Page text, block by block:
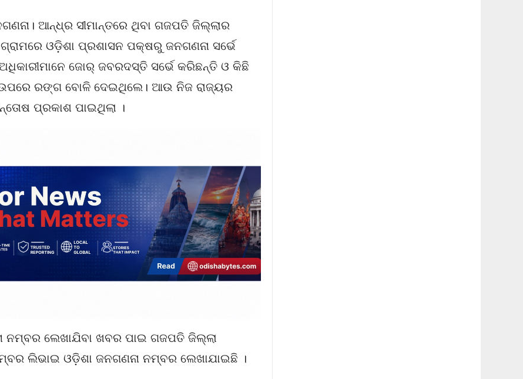
ଆନ୍ଧ୍ର ସୀମାନ୍ତରେ ଥିବା ଗଜପତି ଜିଲ୍ଲାର
ଓଡ଼ିଶା ପ୍ରଶାସନ ପକ୍ଷରୁ ଜନଗଣନା ସର୍ଭେ
ଜୋର୍‌ ଜବରଦସ୍ତି ସର୍ଭେ କରିଛନ୍ତି ଓ କିଛି
ରଙ୍ଗ ବୋଳି ଦେଇଥିଲେ। ଆଉ ନିଜ ରାଜ୍ୟର
ପ୍ରକାଶ ପାଇଥିଲା ।
ଲେଖାଯିବା ଖବର ପାଇ ଗଜପତି ଜିଲ୍ଲା
ଲିଭାଇ ଓଡ଼ିଶା ଜନଗଣନା ନମ୍ବର ଲେଖାଯାଇଛି ।